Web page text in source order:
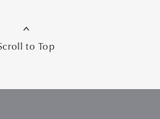
to Top